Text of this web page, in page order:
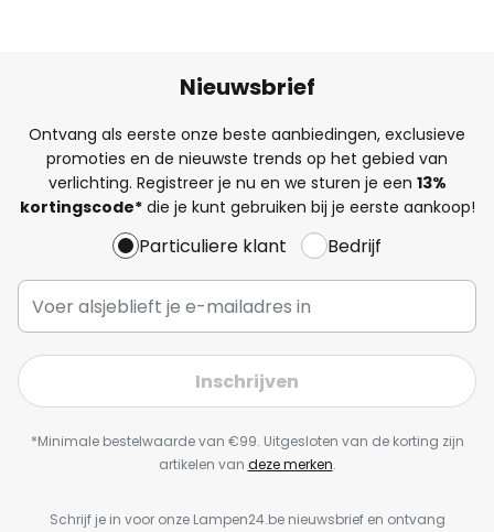
Nieuwsbrief
Ontvang als eerste onze beste aanbiedingen, exclusieve
promoties en de nieuwste trends op het gebied van
verlichting. Registreer je nu en we sturen je een 13%
kortingscode*die je kunt gebruiken bij je eerste aankoop!
Particuliere klant Bedrijf
Inschrijven
*Minimale bestelwaarde van €99. Uitgesloten van de korting zijn
artikelen van deze merken.
Schrijf je in voor onze Lampen24.be nieuwsbrief en ontvang